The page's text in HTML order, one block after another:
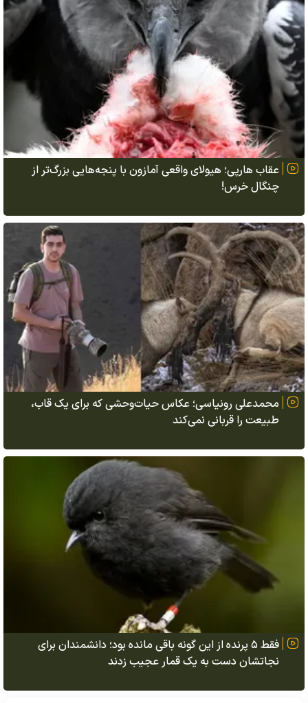
عقاب هارپی؛ هیولای واقعی آمازون با پنجه‌هایی بزرگ‌تر از
چنگال خرس!
محمدعلی رونیاسی؛ عکاس حیات‌وحشی که برای یک قاب،
طبیعت را قربانی نمی‌کند
فقط ۵ پرنده از این گونه باقی مانده بود؛ دانشمندان برای
نجاتشان دست به یک قمار عجیب زدند